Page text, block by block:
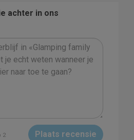
achter in ons
2 Plaats recensie